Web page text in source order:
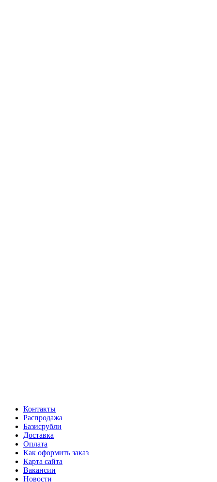
Контакты
Распродажа
Базисрубли
Доставка
Оплата
Как оформить заказ
Карта сайта
Вакансии
Новости